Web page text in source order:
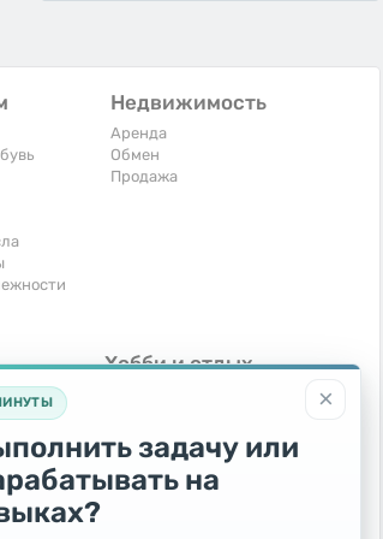
Недвижимость
Аренда
Обмен
Продажа
Хобби и отдых
Спорт и отдых
Другое
×
задачу или
на